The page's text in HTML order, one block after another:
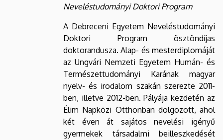
Neveléstudományi Doktori Program
A Debreceni Egyetem Neveléstudományi
Doktori Program ösztöndíjas
doktorandusza. Alap- és mesterdiplomáját
az Ungvári Nemzeti Egyetem Humán- és
Természettudományi Karának magyar
nyelv- és irodalom szakán szerezte 2011-
ben, illetve 2012-ben. Pályája kezdetén az
Élim Napközi Otthonban dolgozott, ahol
két éven át sajátos nevelési igényű
gyermekek társadalmi beilleszkedését